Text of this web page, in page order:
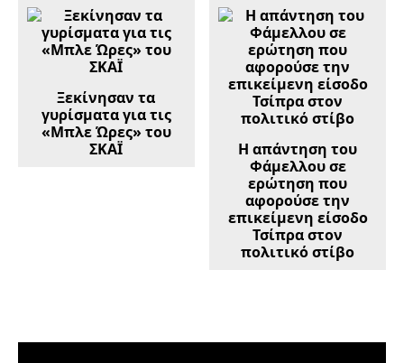
Ξεκίνησαν τα
γυρίσματα για τις
«Μπλε Ώρες» του
ΣΚΑΪ
Η απάντηση του
Φάμελλου σε
ερώτηση που
αφορούσε την
επικείμενη είσοδο
Τσίπρα στον
πολιτικό στίβο